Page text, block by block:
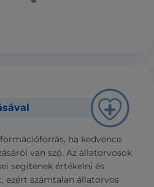
ha kedvence
van szó. Az állatorvosok
segítenek értékelni és
számtalan állatorvos